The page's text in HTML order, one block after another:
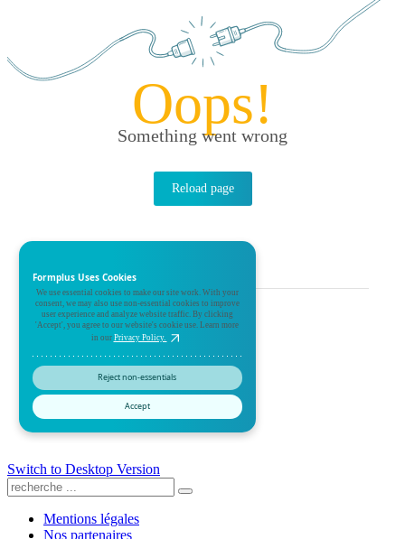
Switch to Desktop Version
Mentions légales
Nos partenaires